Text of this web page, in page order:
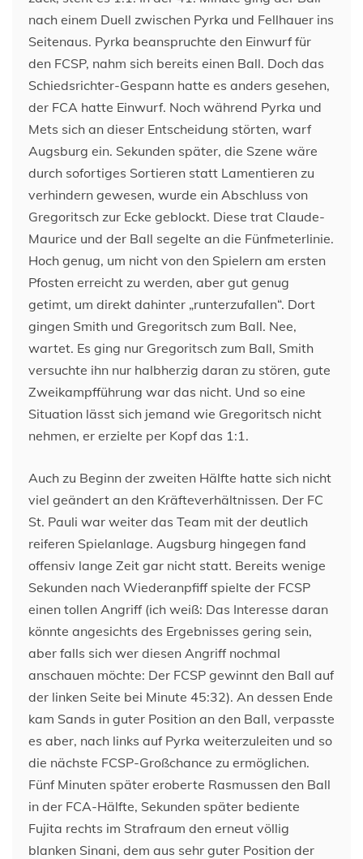
nach einem Duell zwischen Pyrka und Fellhauer ins
Seitenaus. Pyrka beanspruchte den Einwurf für
den FCSP, nahm sich bereits einen Ball. Doch das
Schiedsrichter-Gespann hatte es anders gesehen,
der FCA hatte Einwurf. Noch während Pyrka und
Mets sich an dieser Entscheidung störten, warf
Augsburg ein. Sekunden später, die Szene wäre
durch sofortiges Sortieren statt Lamentieren zu
verhindern gewesen, wurde ein Abschluss von
Gregoritsch zur Ecke geblockt. Diese trat Claude-
Maurice und der Ball segelte an die Fünfmeterlinie.
Hoch genug, um nicht von den Spielern am ersten
Pfosten erreicht zu werden, aber gut genug
getimt, um direkt dahinter „runterzufallen“. Dort
gingen Smith und Gregoritsch zum Ball. Nee,
wartet. Es ging nur Gregoritsch zum Ball, Smith
versuchte ihn nur halbherzig daran zu stören, gute
Zweikampfführung war das nicht. Und so eine
Situation lässt sich jemand wie Gregoritsch nicht
nehmen, er erzielte per Kopf das 1:1.
Auch zu Beginn der zweiten Hälfte hatte sich nicht
viel geändert an den Kräfteverhältnissen. Der FC
St. Pauli war weiter das Team mit der deutlich
reiferen Spielanlage. Augsburg hingegen fand
offensiv lange Zeit gar nicht statt. Bereits wenige
Sekunden nach Wiederanpfiff spielte der FCSP
einen tollen Angriff (ich weiß: Das Interesse daran
könnte angesichts des Ergebnisses gering sein,
aber falls sich wer diesen Angriff nochmal
anschauen möchte: Der FCSP gewinnt den Ball auf
der linken Seite bei Minute 45:32). An dessen Ende
kam Sands in guter Position an den Ball, verpasste
es aber, nach links auf Pyrka weiterzuleiten und so
die nächste FCSP-Großchance zu ermöglichen.
Fünf Minuten später eroberte Rasmussen den Ball
in der FCA-Hälfte, Sekunden später bediente
Fujita rechts im Strafraum den erneut völlig
blanken Sinani, dem aus sehr guter Position der